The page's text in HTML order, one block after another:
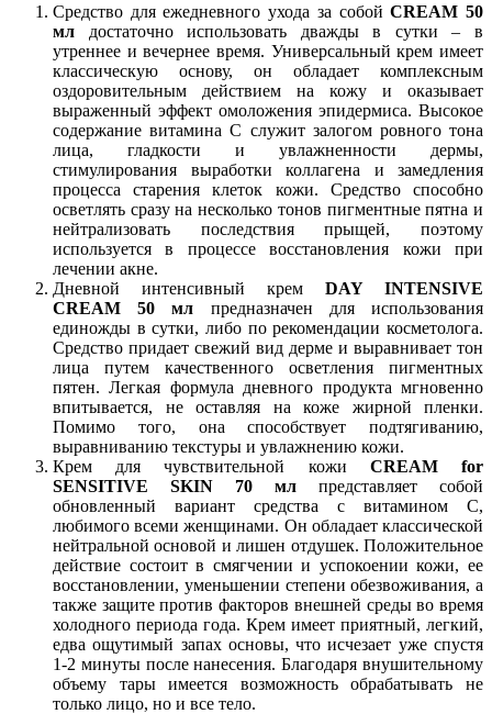
Средство для ежедневного ухода за собойCREAM 50
мл достаточно использовать дважды в сутки – в
утреннее и вечернее время. Универсальный крем имеет
классическую основу, он обладает комплексным
оздоровительным действием на кожу и оказывает
выраженный эффект омоложения эпидермиса. Высокое
содержание витамина С служит залогом ровного тона
лица, гладкости и увлажненности дермы,
стимулирования выработки коллагена и замедления
процесса старения клеток кожи. Средство способно
осветлять сразу на несколько тонов пигментные пятна и
нейтрализовать последствия прыщей, поэтому
используется в процессе восстановления кожи при
лечении акне.
Дневной интенсивный крем DAY INTENSIVE
CREAM 50 мл предназначен для использования
единожды в сутки, либо по рекомендации косметолога.
Средство придает свежий вид дерме и выравнивает тон
лица путем качественного осветления пигментных
пятен. Легкая формула дневного продукта мгновенно
впитывается, не оставляя на коже жирной пленки.
Помимо того, она способствует подтягиванию,
выравниванию текстуры и увлажнению кожи.
Крем для чувствительной кожи CREAM for
SENSITIVE SKIN 70 мл представляет собой
обновленный вариант средства с витамином С,
любимого всеми женщинами. Он обладает классической
нейтральной основой и лишен отдушек. Положительное
действие состоит в смягчении и успокоении кожи, ее
восстановлении, уменьшении степени обезвоживания, а
также защите против факторов внешней среды во время
холодного периода года. Крем имеет приятный, легкий,
едва ощутимый запах основы, что исчезает уже спустя
1-2 минуты после нанесения. Благодаря внушительному
объему тары имеется возможность обрабатывать не
только лицо, но и все тело.